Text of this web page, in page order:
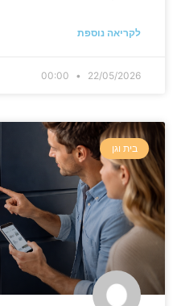
לקריאה נוספת
22/05/2026
בית וגן